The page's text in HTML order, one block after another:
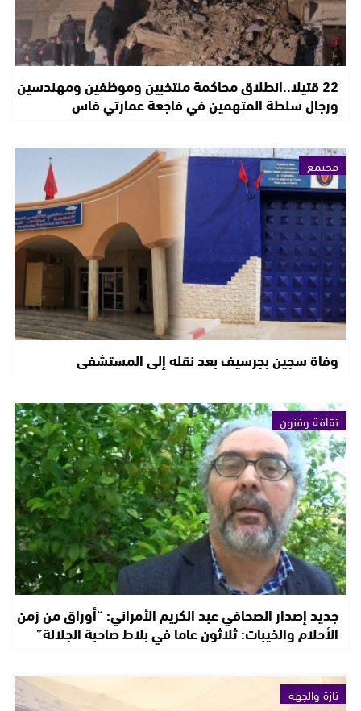
22 قتيلا..انطلاق محاكمة منتخبين وموظفين ومهندسين
ورجال سلطة المتهمين في فاجعة عمارتي فاس
مجتمع
وفاة سجين بجرسيف بعد نقله إلى المستشفى
ثقافة وفنون
جديد إصدار الصحافي عبد الكريم الأمراني: “أوراق من زمن
الأحلام والخيبات: ثلاثون عاما في بلاط صاحبة الجلالة”
تازة والجهة